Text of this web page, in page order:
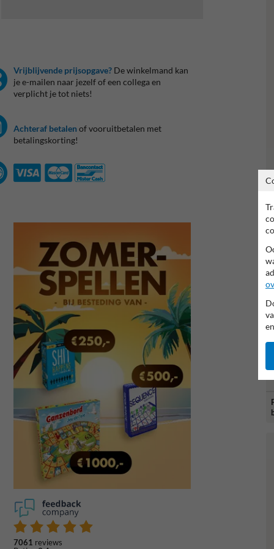
Vrijblijvende prijsopgave? De winkelmand kan
je e-mailen naar jezelf of een collega en
verplicht je tot niets!
Achteraf betalen of vooruitbetalen met
betalingskorting!
7061 reviews